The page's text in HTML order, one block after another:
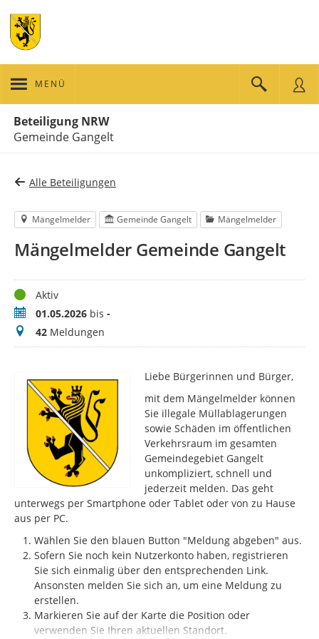
MENÜ
Beteiligung NRW
Gemeinde Gangelt
Alle Beteiligungen
Mängelmelder Gemeinde Gangelt Mängelmelder
Mängelmelder Gemeinde Gangelt
StatusAktiv
Zeitraum01.05.2026 bis -
Meldungen
42 Meldungen
Liebe Bürgerinnen und Bürger,
mit dem Mängelmelder können
Sie illegale Müllablagerungen
sowie Schäden im öffentlichen
Verkehrsraum im gesamten
Gemeindegebiet Gangelt
unkompliziert, schnell und
jederzeit melden. Das geht
unterwegs per Smartphone oder Tablet oder von zu Hause
aus per PC.
Wählen Sie den blauen Button "Meldung abgeben" aus.
Sofern Sie noch kein Nutzerkonto haben, registrieren
Sie sich einmalig über den entsprechenden Link.
Ansonsten melden Sie sich an, um eine Meldung zu
erstellen.
Markieren Sie auf der Karte die Position oder
verwenden Sie Ihren aktuellen Standort.